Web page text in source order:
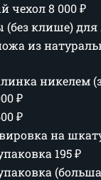
чехол8 000₽
клише) для
из
никелем
₽
₽
на
195₽